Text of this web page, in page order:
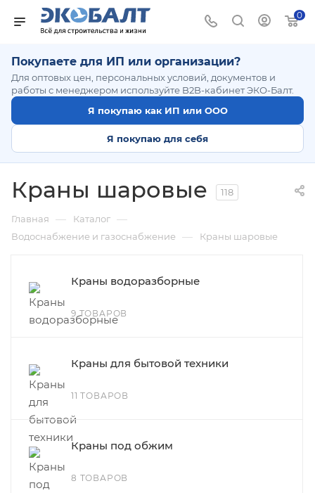
0
Покупаете для ИП или организации?
Для оптовых цен, персональных условий, документов и
работы с менеджером используйте B2B-кабинет ЭКО-Балт.
Я покупаю как ИП или ООО
Я покупаю для себя
Краны шаровые 118
Главная — Каталог —
Водоснабжение и газоснабжение — Краны шаровые
Краны водоразборные
9 ТОВАРОВ
Краны для бытовой техники
11 ТОВАРОВ
Краны под обжим
8 ТОВАРОВ